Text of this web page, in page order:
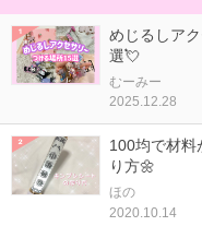
めじるしア
選💘
むーみー
2025.12.28
100均で材料
り方🌼
ほの
2020.10.14